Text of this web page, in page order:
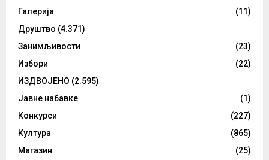
Галерија
(11)
Друштво (4.371)
Занимљивости
(23)
Избори
(22)
ИЗДВОЈЕНО (2.595)
Јавне набавке
(1)
Конкурси
(227)
Култура
(865)
Магазин
(25)